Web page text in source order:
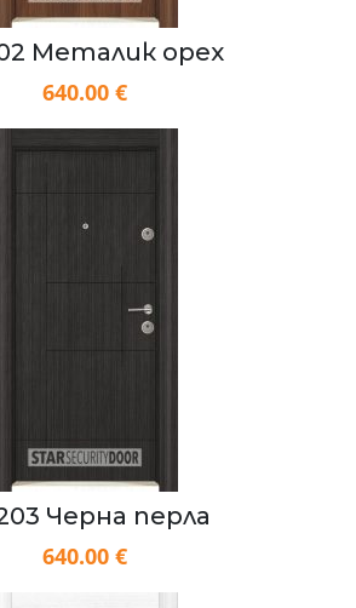
Металик орех
640.00 €
Черна перла
640.00 €